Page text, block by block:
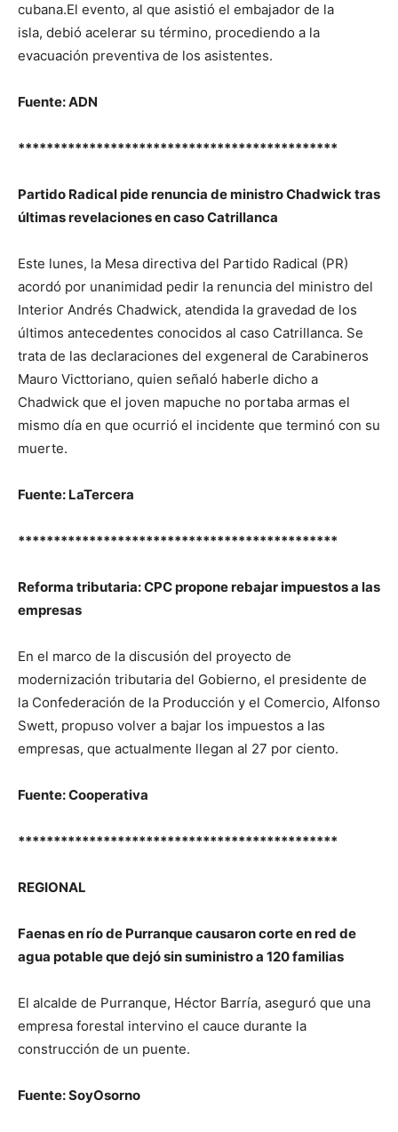
cubana.El evento, al que asistió el embajador de la
isla, debió acelerar su término, procediendo a la
evacuación preventiva de los asistentes.
Fuente: ADN
*********************************************
Partido Radical pide renuncia de ministro Chadwick tras
últimas revelaciones en caso Catrillanca
Este lunes, la Mesa directiva del Partido Radical (PR)
acordó por unanimidad pedir la renuncia del ministro del
Interior Andrés Chadwick, atendida la gravedad de los
últimos antecedentes conocidos al caso Catrillanca. Se
trata de las declaraciones del exgeneral de Carabineros
Mauro Victtoriano, quien señaló haberle dicho a
Chadwick que el joven mapuche no portaba armas el
mismo día en que ocurrió el incidente que terminó con su
muerte.
Fuente: LaTercera
*********************************************
Reforma tributaria: CPC propone rebajar impuestos a las
empresas
En el marco de la discusión del proyecto de
modernización tributaria del Gobierno, el presidente de
la Confederación de la Producción y el Comercio, Alfonso
Swett, propuso volver a bajar los impuestos a las
empresas, que actualmente llegan al 27 por ciento.
Fuente: Cooperativa
*********************************************
REGIONAL
Faenas en río de Purranque causaron corte en red de
agua potable que dejó sin suministro a 120 familias
El alcalde de Purranque, Héctor Barría, aseguró que una
empresa forestal intervino el cauce durante la
construcción de un puente.
Fuente: SoyOsorno